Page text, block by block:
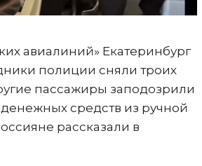
авиалиний» Екатеринбург
полиции сняли троих
пассажиры заподозрили
средств из ручной
рассказали в